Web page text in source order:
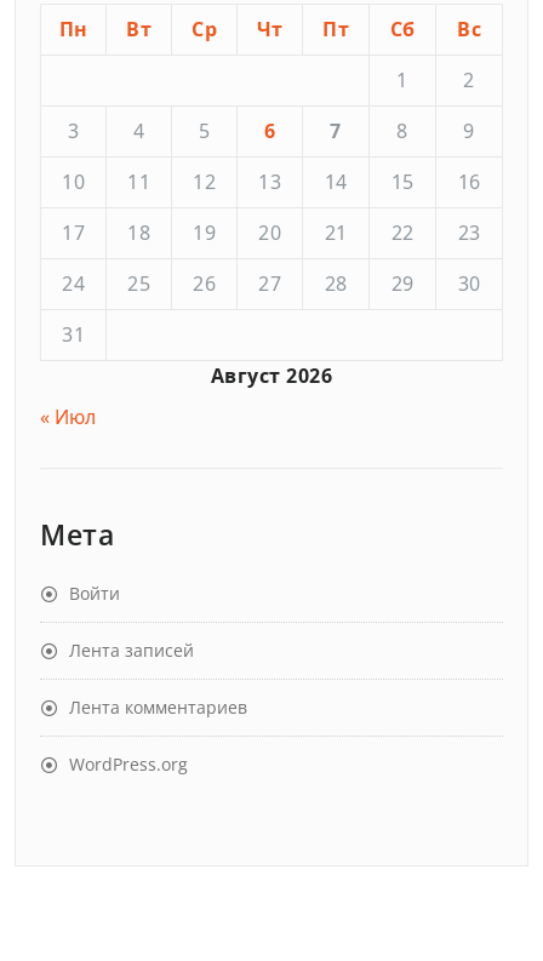
Август 2026
Пн Вт Ср Чт Пт Сб
Вс
1
2
3
4 5 6 7 8
9
10
11 12 13 14 15
16
17
18 19 20 21 22
23
24
25 26 27 28 29
30
31
« Июл
Мета
Войти
Лента записей
Лента комментариев
WordPress.org